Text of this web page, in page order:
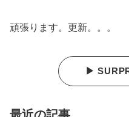
頑張ります。更新。。。
▶